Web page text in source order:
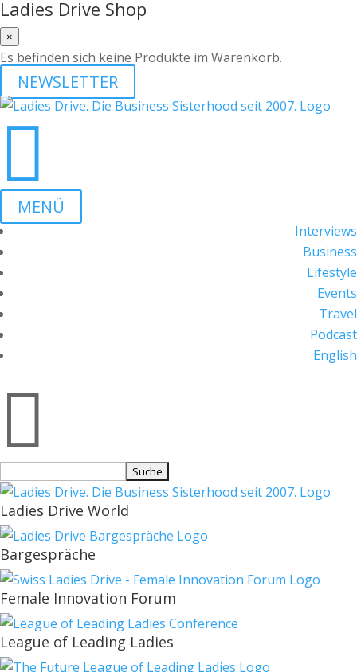
Ladies Drive Shop
×
Es befinden sich keine Produkte im Warenkorb.
NEWSLETTER

MENÜ
Interviews
Business
Lifestyle
Events
Travel
Podcast
English

nach:
Ladies Drive World
Bargespräche
Female Innovation Forum
League of Leading Ladies